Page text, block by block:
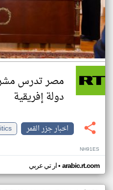
مصر تدرس
دولة إفريقية
اخبار جزر القمر
NH91ES
ار تي عربي• arabic.rt.com